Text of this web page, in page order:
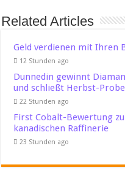
Related Articles
Geld verdienen mit Ihren
12 Stunden ago
Dunnedin gewinnt
und schließt Herbst-
22 Stunden ago
First Cobalt-Bewertung
kanadischen Raffinerie
23 Stunden ago